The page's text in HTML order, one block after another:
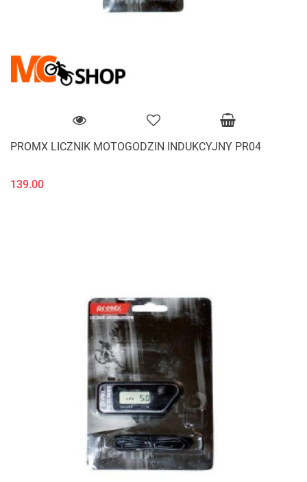
PROMX LICZNIK MOTOGODZIN INDUKCYJNY PR04
139.00